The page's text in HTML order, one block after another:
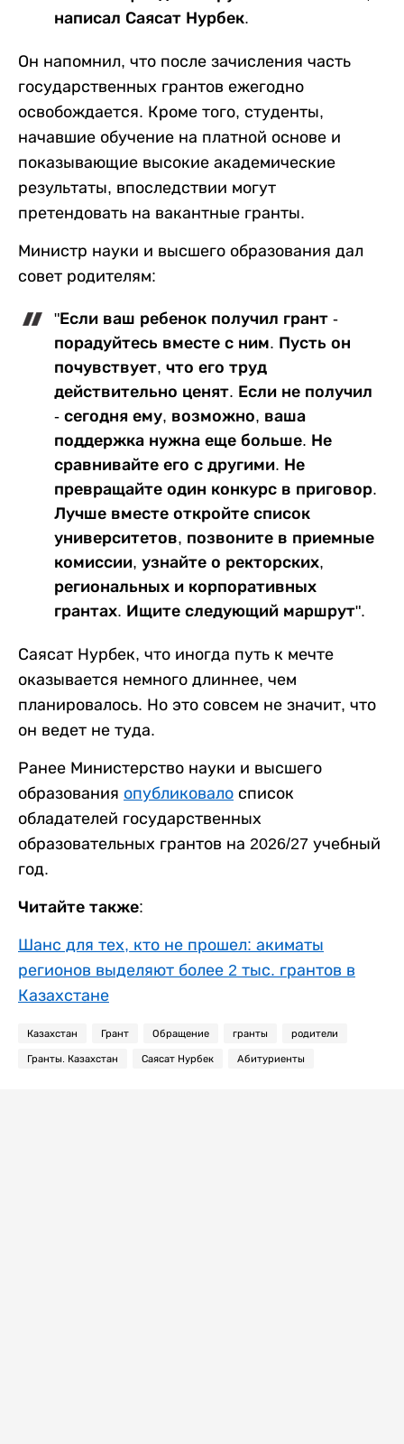
написал Саясат Нурбек.
Он напомнил, что после зачисления часть
государственных грантов ежегодно
освобождается. Кроме того, студенты,
начавшие обучение на платной основе и
показывающие высокие академические
результаты, впоследствии могут
претендовать на вакантные гранты.
Министр науки и высшего образования дал
совет родителям:
"Если ваш ребенок получил грант -
порадуйтесь вместе с ним. Пусть он
почувствует, что его труд
действительно ценят. Если не получил
- сегодня ему, возможно, ваша
поддержка нужна еще больше. Не
сравнивайте его с другими. Не
превращайте один конкурс в приговор.
Лучше вместе откройте список
университетов, позвоните в приемные
комиссии, узнайте о ректорских,
региональных и корпоративных
грантах. Ищите следующий маршрут".
Саясат Нурбек, что иногда путь к мечте
оказывается немного длиннее, чем
планировалось. Но это совсем не значит, что
он ведет не туда.
Ранее Министерство науки и высшего
образования опубликовало список
обладателей государственных
образовательных грантов на 2026/27 учебный
год.
Читайте также:
Шанс для тех, кто не прошел: акиматы
регионов выделяют более 2 тыс. грантов в
Казахстане
Казахстан Грант Обращение гранты родители
Гранты. Казахстан Саясат Нурбек Абитуриенты